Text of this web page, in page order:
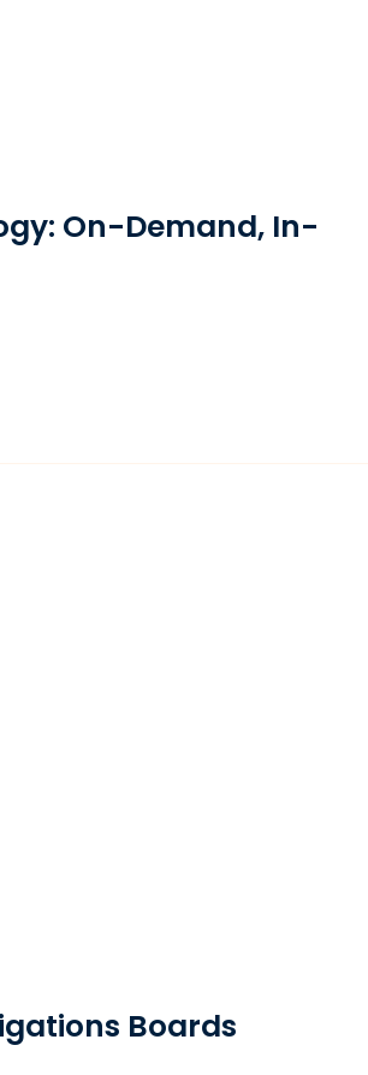
On-Demand, In-
Boards